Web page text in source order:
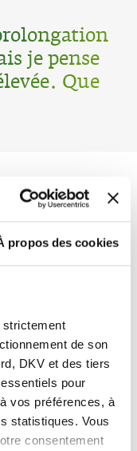
propos des cookies
de son
DKV et des tiers
pour
vos préférences, à
statistiques. Vous
consentement
je pense
Que
d'assurance.
votre
si vous
et/ou si vous
carence.